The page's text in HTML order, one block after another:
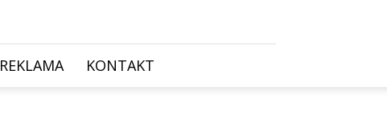
REKLAMA KONTAKT